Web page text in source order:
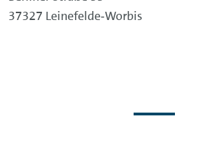
37327 Leinefelde‑Worbis